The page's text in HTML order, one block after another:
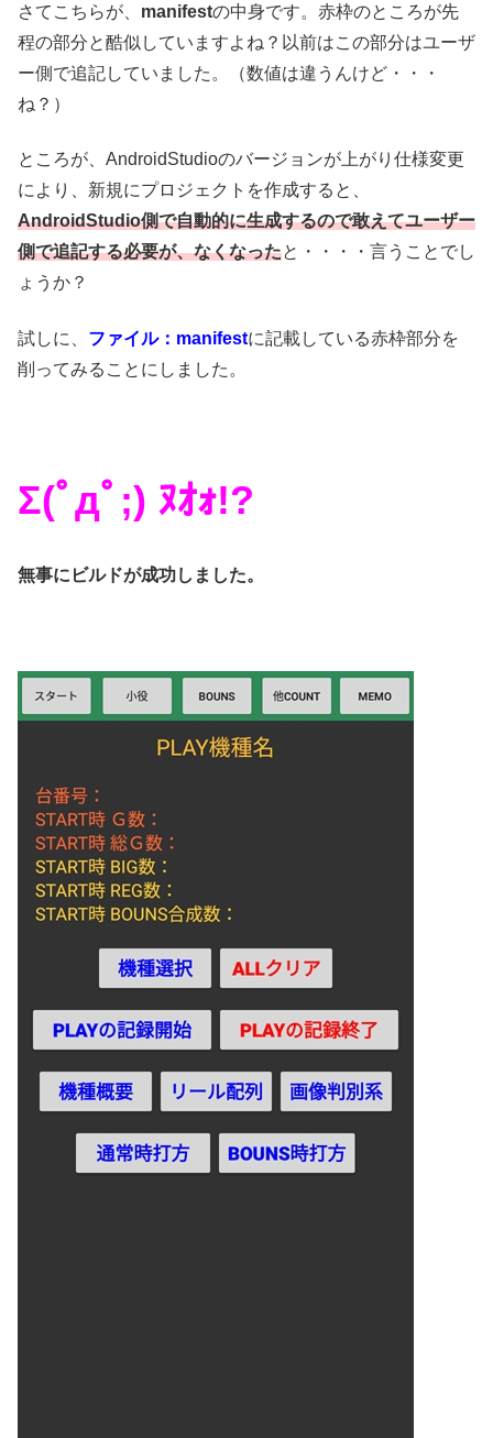
さてこちらが、 manifestの中身です。赤枠のところが先
程の部分と酷似していますよね？以前はこの部分はユーザ
ー側で追記していました。（数値は違うんけど・・・
ね？）
ところが、AndroidStudioのバージョンが上がり仕様変更
により、新規にプロジェクトを作成すると、
AndroidStudio側で自動的に生成するので敢えてユーザー
側で追記する必要が、なくなったと・・・・言うことでし
ょうか？
試しに、 ファイル：manifestに記載している赤枠部分を
削ってみることにしました。
Σ(ﾟдﾟ;) ﾇｵｫ!?
無事にビルドが成功しました。